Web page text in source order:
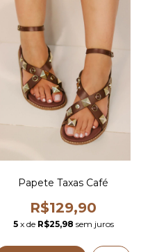
Papete Taxas Café
R$129,90
5 x de R$25,98 sem juros